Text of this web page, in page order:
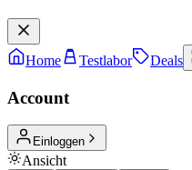
Home Testlabor Deals
Account
Einloggen
Ansicht